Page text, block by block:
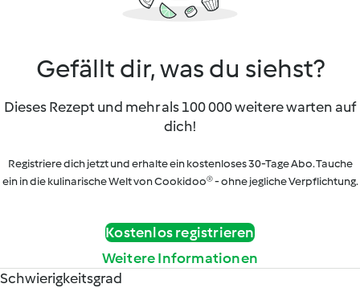
Gefällt dir, was du siehst?
Dieses Rezept und mehr als 100 000 weitere warten auf
dich!
Registriere dich jetzt und erhalte ein kostenloses 30-Tage Abo. Tauche
ein in die kulinarische Welt von Cookidoo® - ohne jegliche Verpflichtung.
Kostenlos registrieren
Weitere Informationen
Schwierigkeitsgrad